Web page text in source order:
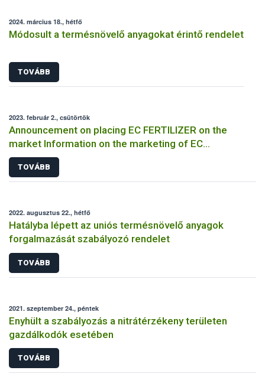
2024. március 18., hétfő
Módosult a termésnövelő anyagokat érintő rendelet
TOVÁBB
2023. február 2., csütörtök
Announcement on placing EC FERTILIZER on the
market Information on the marketing of EC
FERTILIZER and the application for a certificate
TOVÁBB
2022. augusztus 22., hétfő
Hatályba lépett az uniós termésnövelő anyagok
forgalmazását szabályozó rendelet
TOVÁBB
2021. szeptember 24., péntek
Enyhült a szabályozás a nitrátérzékeny területen
gazdálkodók esetében
TOVÁBB